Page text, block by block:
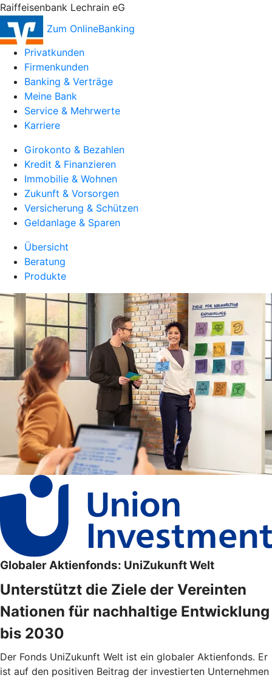
Raiffeisenbank Lechrain eG
Zum OnlineBanking
Privatkunden
Firmenkunden
Banking & Verträge
Meine Bank
Service & Mehrwerte
Karriere
Girokonto & Bezahlen
Kredit & Finanzieren
Immobilie & Wohnen
Zukunft & Vorsorgen
Versicherung & Schützen
Geldanlage & Sparen
Übersicht
Beratung
Produkte
Globaler Aktienfonds: UniZukunft Welt
Unterstützt die Ziele der Vereinten
Nationen für nachhaltige Entwicklung
bis 2030
Der Fonds UniZukunft Welt ist ein globaler Aktienfonds. Er
ist auf den positiven Beitrag der investierten Unternehmen